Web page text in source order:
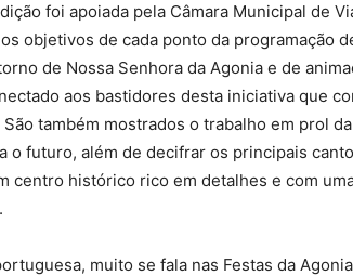
foi apoiada pela Câmara Municipal de
objetivos de cada ponto da programação
de Nossa Senhora da Agonia e de
aos bastidores desta iniciativa que
também mostrados o trabalho em prol
o futuro, além de decifrar os principais
centro histórico rico em detalhes e com
muito se fala nas Festas da